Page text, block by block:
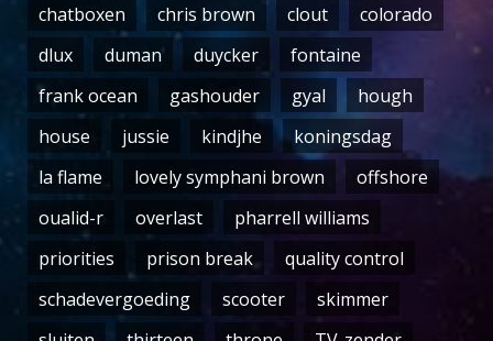
chatboxen
chris brown clout
colorado
dlux
duman duycker
fontaine
frank ocean
gashouder gyal
hough
house
jussie kindjhe
koningsdag
la flame
lovely symphani brown
offshore
oualid-r
overlast
pharrell williams
priorities
prison break
quality control
schadevergoeding
scooter
skimmer